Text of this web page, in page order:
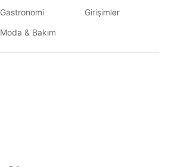
Gastronomi
Moda & Bakım
Girişimler